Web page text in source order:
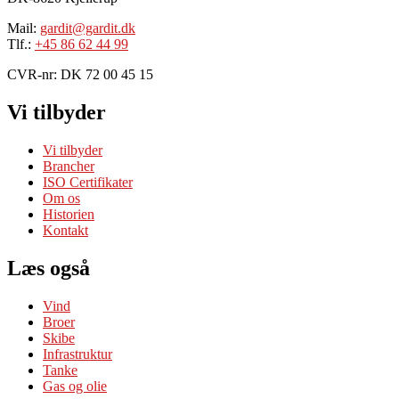
Mail: gardit@gardit.dk
Tlf.: +45 86 62 44 99
CVR-nr: DK 72 00 45 15
Vi tilbyder
Vi tilbyder
Brancher
ISO Certifikater
Om os
Historien
Kontakt
Læs også
Vind
Broer
Skibe
Infrastruktur
Tanke
Gas og olie